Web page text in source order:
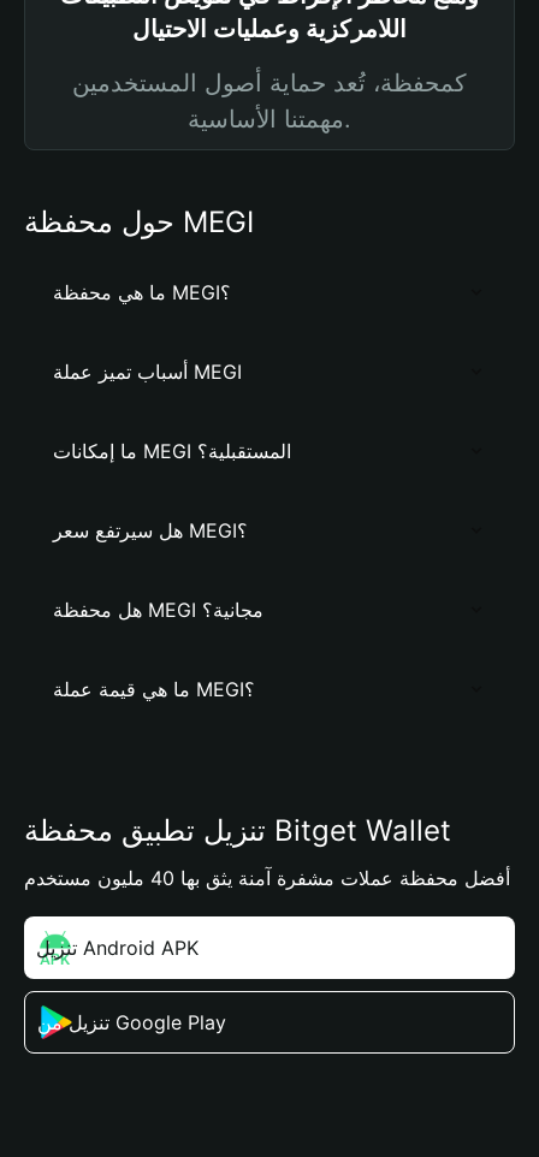
اللامركزية وعمليات الاحتيال
كمحفظة، تُعد حماية أصول المستخدمين
مهمتنا الأساسية.
حول محفظة MEGI
ما هي محفظة MEGI؟
أسباب تميز عملة MEGI
ما إمكانات MEGI المستقبلية؟
هل سيرتفع سعر MEGI؟
هل محفظة MEGI مجانية؟
ما هي قيمة عملة MEGI؟
تنزيل تطبيق محفظة Bitget Wallet
أفضل محفظة عملات مشفرة آمنة يثق بها 40 مليون مستخدم
تنزيل Android APK
تنزيل من Google Play